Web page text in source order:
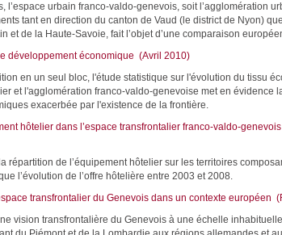
l’espace urbain franco-valdo-genevois, soit l’agglomération
tant en direction du canton de Vaud (le district de Nyon)
et de la Haute-Savoie, fait l’objet d’une comparaison
développement économique (Avril 2010)
en un seul bloc, l'étude statistique sur l'évolution du tissu
et l'agglomération franco-valdo-genevoise met en évidence
exacerbée par l'existence de la frontière.
hôtelier dans l’espace transfrontalier franco-valdo-
répartition de l’équipement hôtelier sur les territoires
l’évolution de l’offre hôtelière entre 2003 et 2008.
transfrontalier du Genevois dans un contexte européen
vision transfrontalière du Genevois à une échelle